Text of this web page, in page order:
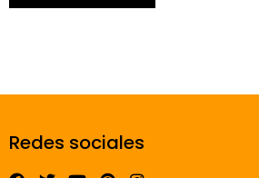
Redes sociales